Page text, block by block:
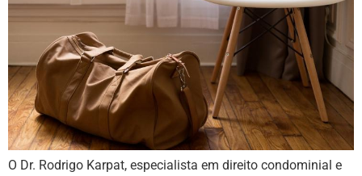
O Dr. Rodrigo Karpat, especialista em direito condominial e